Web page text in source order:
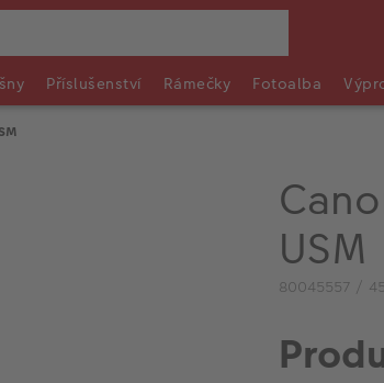
Příslušenství Rámečky Fotoalba
USM
80045557 /